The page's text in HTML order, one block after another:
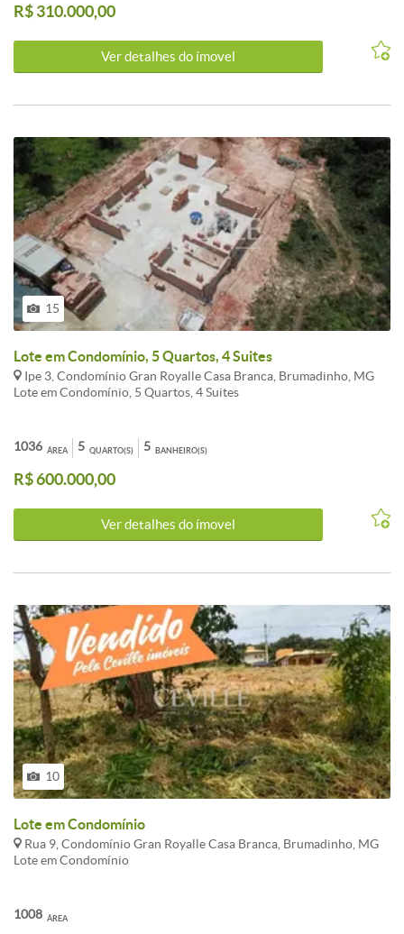
R$ 310.000,00
Ver detalhes do ímovel
15
Lote em Condomínio, 5 Quartos, 4 Suites
Ipe 3, Condomínio Gran Royalle Casa Branca, Brumadinho, MG
Lote em Condomínio, 5 Quartos, 4 Suites
ÁREA
1036 QUARTO(S)
5 BANHEIRO(S)
5
R$ 600.000,00
Ver detalhes do ímovel
10
Lote em Condomínio
Rua 9, Condomínio Gran Royalle Casa Branca, Brumadinho, MG
Lote em Condomínio
ÁREA
1008